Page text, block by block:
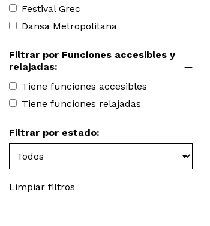
Festival Grec
Dansa Metropolitana
Filtrar por Funciones accesibles y
relajadas:
Tiene funciones accesibles
Tiene funciones relajadas
Filtrar por estado:
Limpiar filtros